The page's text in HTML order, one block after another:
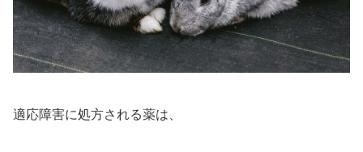
適応障害に処方される薬は、